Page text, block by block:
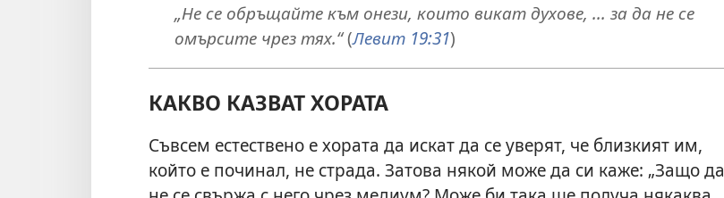
„Не се обръщайте към онези, които викат духове, ... за да не се
омърсите чрез тях.“(Левит 19:31)
КАКВО КАЗВАТ ХОРАТА
Съвсем естествено е хората да искат да се уверят, че близкият им,
който е починал, не страда. Затова някой може да си каже: „Защо да